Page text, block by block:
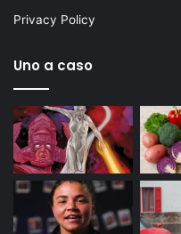
Privacy Policy
Uno a caso